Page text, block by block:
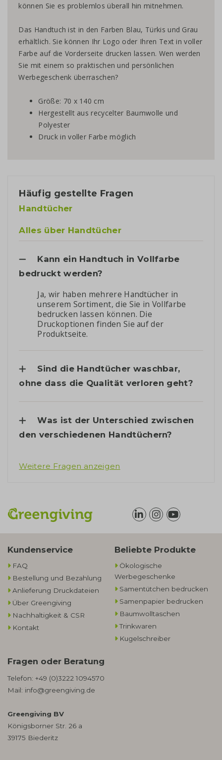
können Sie es problemlos überall hin mitnehmen.
Das Handtuch ist in den Farben Blau, Türkis und Grau
erhältlich. Sie können Ihr Logo oder Ihren Text in voller
Farbe auf die Vorderseite drucken lassen. Wen werden
Sie mit einem so praktischen und persönlichen
Werbegeschenk überraschen?
Größe: 70 x 140 cm
Hergestellt aus recycelter Baumwolle und
Polyester
Druck in voller Farbe möglich
Häufig gestellte Fragen
Handtücher
Alles über Handtücher
Kann ein Handtuch in Vollfarbe
bedruckt werden?
Ja, wir haben mehrere Handtücher in
unserem Sortiment, die Sie in Vollfarbe
bedrucken lassen können. Die
Druckoptionen finden Sie auf der
Produktseite.
Sind die Handtücher waschbar,
ohne dass die Qualität verloren geht?
Was ist der Unterschied zwischen
den verschiedenen Handtüchern?
Weitere Fragen anzeigen
Kundenservice
FAQ
Bestellung und Bezahlung
Anlieferung Druckdateien
Über Greengiving
Nachhaltigkeit & CSR
Kontakt
Beliebte Produkte
Ökologische
Werbegeschenke​
Samentütchen bedrucken
Samenpapier bedrucken
Baumwolltaschen​
Trinkwaren
Kugelschreiber
Fragen oder Beratung
Telefon: +49 (0)3222 1094570
Mail: info@greengiving.de
Greengiving BV
Königsborner Str. 26 a
39175 Biederitz